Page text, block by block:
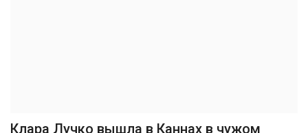
Клара Лучко вышла в Каннах в чужом